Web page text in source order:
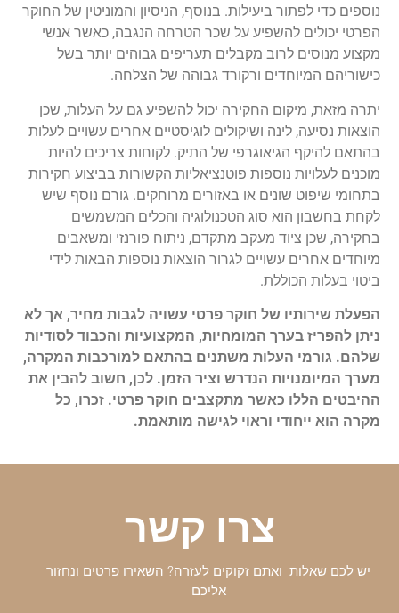
נוספים כדי לפתור ביעילות. בנוסף, הניסיון והמוניטין של החוקר
הפרטי יכולים להשפיע על שכר הטרחה הנגבה, כאשר אנשי
מקצוע מנוסים לרוב מקבלים תעריפים גבוהים יותר בשל
כישוריהם המיוחדים ורקורד גבוהה של הצלחה.
יתרה מזאת, מיקום החקירה יכול להשפיע גם על העלות, שכן
הוצאות נסיעה, לינה ושיקולים לוגיסטיים אחרים עשויים לעלות
בהתאם להיקף הגיאוגרפי של התיק. לקוחות צריכים להיות
מוכנים לעלויות נוספות פוטנציאליות הקשורות בביצוע חקירות
בתחומי שיפוט שונים או באזורים מרוחקים. גורם נוסף שיש
לקחת בחשבון הוא סוג הטכנולוגיה והכלים המשמשים
בחקירה, שכן ציוד מעקב מתקדם, ניתוח פורנזי ומשאבים
מיוחדים אחרים עשויים לגרור הוצאות נוספות הבאות לידי
ביטוי בעלות הכוללת.
הפעלת שירותיו של חוקר פרטי עשויה לגבות מחיר, אך לא
ניתן להפריז בערך המומחיות, המקצועיות והכבוד לסודיות
שלהם. גורמי העלות משתנים בהתאם למורכבות המקרה,
מערך המיומנויות הנדרש וציר הזמן. לכן, חשוב להבין את
ההיבטים הללו כאשר מתקצבים חוקר פרטי. זכרו, כל
מקרה הוא ייחודי וראוי לגישה מותאמת.
צרו קשר
יש לכם שאלות ואתם זקוקים לעזרה? השאירו פרטים ונחזור
אליכם